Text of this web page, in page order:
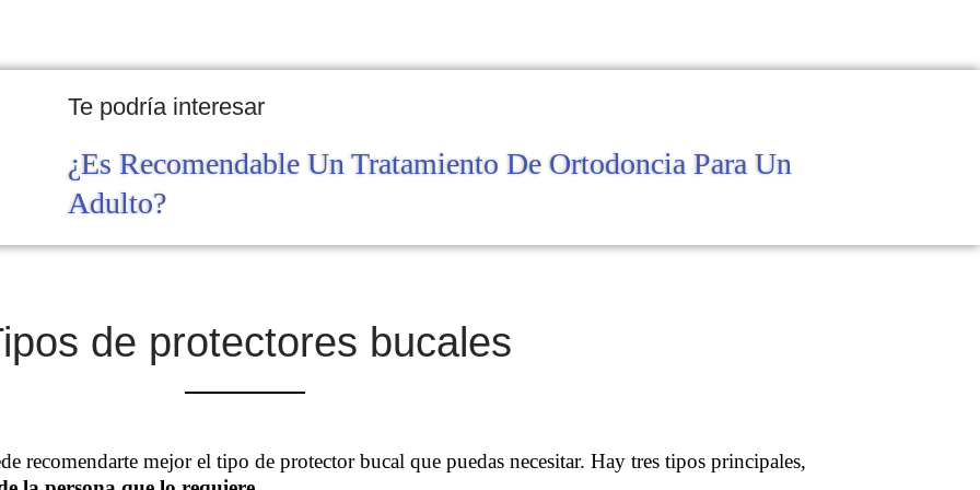
Te podría interesar
¿Es Recomendable Un Tratamiento De Ortodoncia Para Un
Adulto?
de protectores bucales
recomendarte mejor el tipo de protector bucal que puedas necesitar. Hay tres tipos principales,